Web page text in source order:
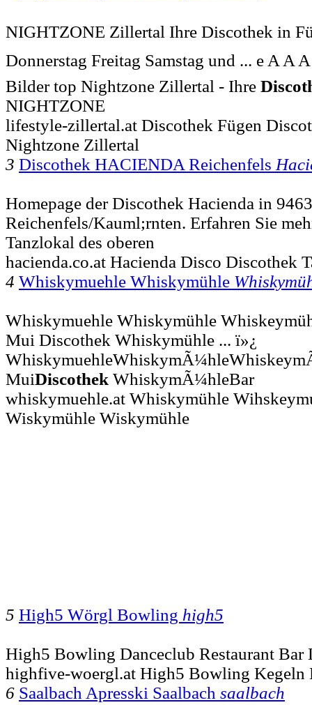
NIGHTZONE Zillertal Ihre Discothek in
Donnerstag Freitag Samstag und ... e A A
Bilder top Nightzone Zillertal - Ihre
NIGHTZONE
lifestyle-zillertal.at Discothek Fügen
Nightzone Zillertal
3 Discothek HACIENDA Reichenfels
Homepage der Discothek Hacienda in 9463
Reichenfels/Kauml;rnten. Erfahren Sie
Tanzlokal des oberen
hacienda.co.at Hacienda Disco Discothek
4 Whiskymuehle Whiskymühle
Whiskymuehle Whiskymühle
Mui Discothek Whiskymühle ... ï»¿
MuiDiscothek WhiskymÃ¼hleBar
whiskymuehle.at Whiskymühle
Wiskymühle Wiskymühle
5 High5 Wörgl Bowling high5
High5 Bowling Danceclub Restaurant
highfive-woergl.at High5 Bowling Kegeln
6 Saalbach Apresski Saalbach saalbach